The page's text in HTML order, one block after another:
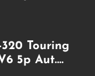
320 Touring
5p Aut.